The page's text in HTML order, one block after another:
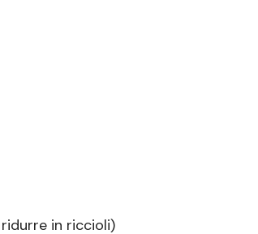
in riccioli)